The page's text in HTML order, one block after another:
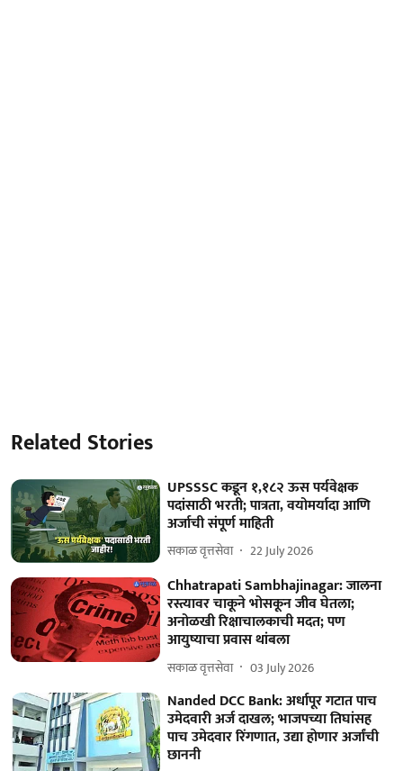
Related Stories
UPSSSC कडून १,१८२ ऊस पर्यवेक्षक
पदांसाठी भरती; पात्रता, वयोमर्यादा आणि
अर्जाची संपूर्ण माहिती
सकाळ वृत्तसेवा 22 July 2026
Chhatrapati Sambhajinagar: जालना
रस्त्यावर चाकूने भोसकून जीव घेतला;
अनोळखी रिक्षाचालकाची मदत; पण
आयुष्याचा प्रवास थांबला
सकाळ वृत्तसेवा 03 July 2026
Nanded DCC Bank: अर्धापूर गटात पाच
उमेदवारी अर्ज दाखल; भाजपच्या तिघांसह
पाच उमेदवार रिंगणात, उद्या हाेणार अर्जांची
छाननी